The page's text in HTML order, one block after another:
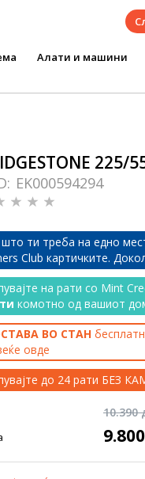
Алати и машини
225/
EK000594294
ти треба на едно
Club картичките.
на рати со Mint
комотно од вашиот
ВО СТАН
овде
до 24 рати БЕЗ
10.390